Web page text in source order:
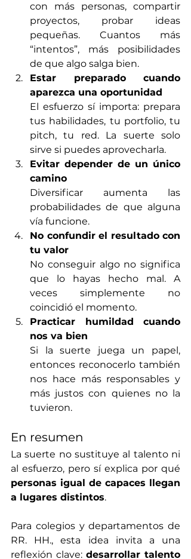
con más personas, compartir
proyectos, probar ideas
pequeñas. Cuantos más
“intentos”, más posibilidades
de que algo salga bien.
Estar preparado cuando
aparezca una oportunidad
El esfuerzo sí importa: prepara
tus habilidades, tu portfolio, tu
pitch, tu red. La suerte solo
sirve si puedes aprovecharla.
Evitar depender de un único
camino
Diversificar aumenta las
probabilidades de que alguna
vía funcione.
No confundir el resultado con
tu valor
No conseguir algo no significa
que lo hayas hecho mal. A
veces simplemente no
coincidió el momento.
Practicar humildad cuando
nos va bien
Si la suerte juega un papel,
entonces reconocerlo también
nos hace más responsables y
más justos con quienes no la
tuvieron.
En resumen
La suerte no sustituye al talento ni
personas igual de capaces llegan
a lugares distintos.
Para colegios y departamentos de
RR. HH., esta idea invita a una
reflexión clave: desarrollar talento